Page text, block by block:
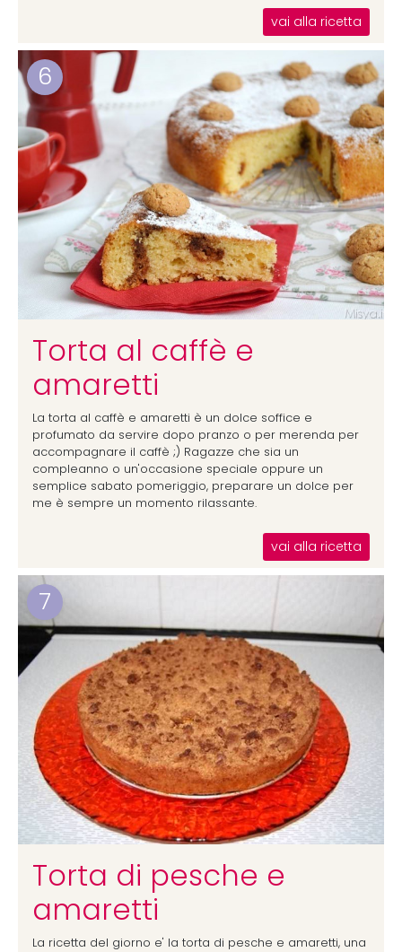
vai alla ricetta
6
Torta al caffè e
amaretti
La torta al caffè e amaretti è un dolce soffice e
profumato da servire dopo pranzo o per merenda per
accompagnare il caffè ;) Ragazze che sia un
compleanno o un'occasione speciale oppure un
semplice sabato pomeriggio, preparare un dolce per
me è sempre un momento rilassante.
vai alla ricetta
7
Torta di pesche e
amaretti
La ricetta del giorno e' la torta di pesche e amaretti, una